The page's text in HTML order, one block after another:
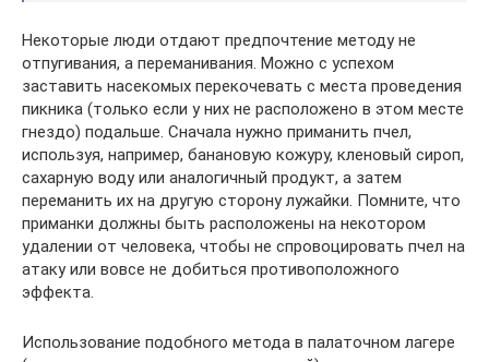
Некоторые люди отдают предпочтение методу не
отпугивания, а переманивания. Можно с успехом
заставить насекомых перекочевать с места проведения
пикника (только если у них не расположено в этом месте
гнездо) подальше. Сначала нужно приманить пчел,
используя, например, банановую кожуру, кленовый сироп,
сахарную воду или аналогичный продукт, а затем
переманить их на другую сторону лужайки. Помните, что
приманки должны быть расположены на некотором
удалении от человека, чтобы не спровоцировать пчел на
атаку или вовсе не добиться противоположного
эффекта.
Использование подобного метода в палаточном лагере